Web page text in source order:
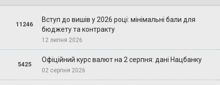
11246
Вступ до вишів у 2026 році: мінімальні бали для
бюджету та контракту
12 липня 2026
5425
Офіційний курс валют на 2 серпня: дані Нацбанку
02 серпня 2026